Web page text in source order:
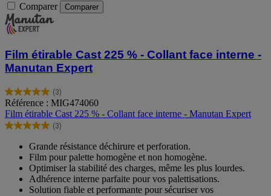
Comparer Comparer
Film étirable Cast 225 % - Collant face interne -
Manutan Expert
(3)
5.0
sur
5
étoiles.
avis
Référence : MIG474060
Film étirable Cast 225 % - Collant face interne - Manutan Expert
(3)
5.0
étoiles.
Grande résistance déchirure et perforation.
Film pour palette homogène et non homogène.
Optimiser la stabilité des charges, même les plus lourdes.
Adhérence interne parfaite pour vos palettisations.
Solution fiable et performante pour sécuriser vos